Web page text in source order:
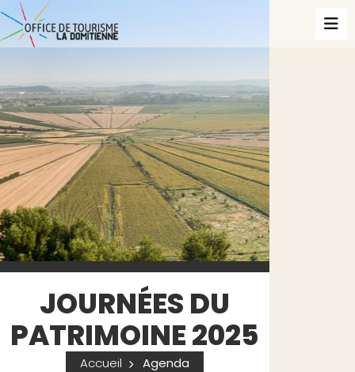
JOURNÉES DU
PATRIMOINE 2025
Accueil Agenda